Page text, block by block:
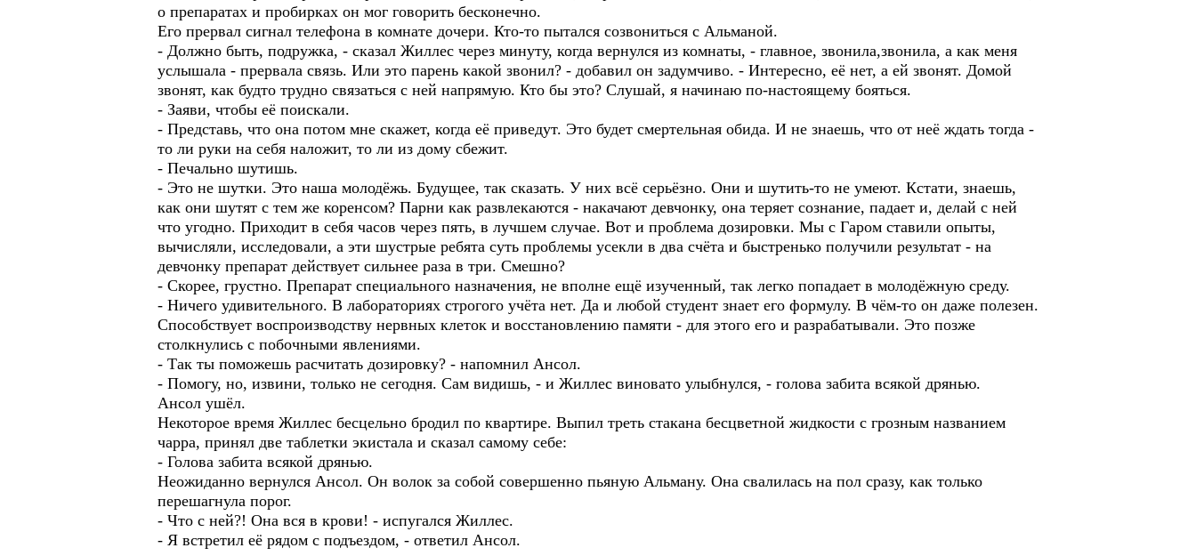
о препаратах и пробирках он мог говорить бесконечно.
Его прервал сигнал телефона в комнате дочери. Кто-то пытался созвониться с Альманой.
- Должно быть, подружка, - сказал Жиллес через минуту, когда вернулся из комнаты, - главное, звонила,звонила, а как меня
услышала - прервала связь. Или это парень какой звонил? - добавил он задумчиво. - Интересно, её нет, а ей звонят. Домой
звонят, как будто трудно связаться с ней напрямую. Кто бы это? Слушай, я начинаю по-настоящему бояться.
- Заяви, чтобы её поискали.
- Представь, что она потом мне скажет, когда её приведут. Это будет смертельная обида. И не знаешь, что от неё ждать тогда -
то ли руки на себя наложит, то ли из дому сбежит.
- Печально шутишь.
- Это не шутки. Это наша молодёжь. Будущее, так сказать. У них всё серьёзно. Они и шутить-то не умеют. Кстати, знаешь,
как они шутят с тем же коренсом? Парни как развлекаются - накачают девчонку, она теряет сознание, падает и, делай с ней
что угодно. Приходит в себя часов через пять, в лучшем случае. Вот и проблема дозировки. Мы с Гаром ставили опыты,
вычисляли, исследовали, а эти шустрые ребята суть проблемы усекли в два счёта и быстренько получили результат - на
девчонку препарат действует сильнее раза в три. Смешно?
- Скорее, грустно. Препарат специального назначения, не вполне ещё изученный, так легко попадает в молодёжную среду.
- Ничего удивительного. В лабораториях строгого учёта нет. Да и любой студент знает его формулу. В чём-то он даже полезен.
Способствует воспроизводству нервных клеток и восстановлению памяти - для этого его и разрабатывали. Это позже
столкнулись с побочными явлениями.
- Так ты поможешь расчитать дозировку? - напомнил Ансол.
- Помогу, но, извини, только не сегодня. Сам видишь, - и Жиллес виновато улыбнулся, - голова забита всякой дрянью.
Ансол ушёл.
Некоторое время Жиллес бесцельно бродил по квартире. Выпил треть стакана бесцветной жидкости с грозным названием
чарра, принял две таблетки экистала и сказал самому себе:
- Голова забита всякой дрянью.
Неожиданно вернулся Ансол. Он волок за собой совершенно пьяную Альману. Она свалилась на пол сразу, как только
перешагнула порог.
- Что с ней?! Она вся в крови! - испугался Жиллес.
- Я встретил её рядом с подъездом, - ответил Ансол.